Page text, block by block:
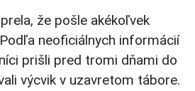
že pošle akékoľvek
neoficiálnych informácií
prišli pred tromi dňami do
výcvik v uzavretom tábore.